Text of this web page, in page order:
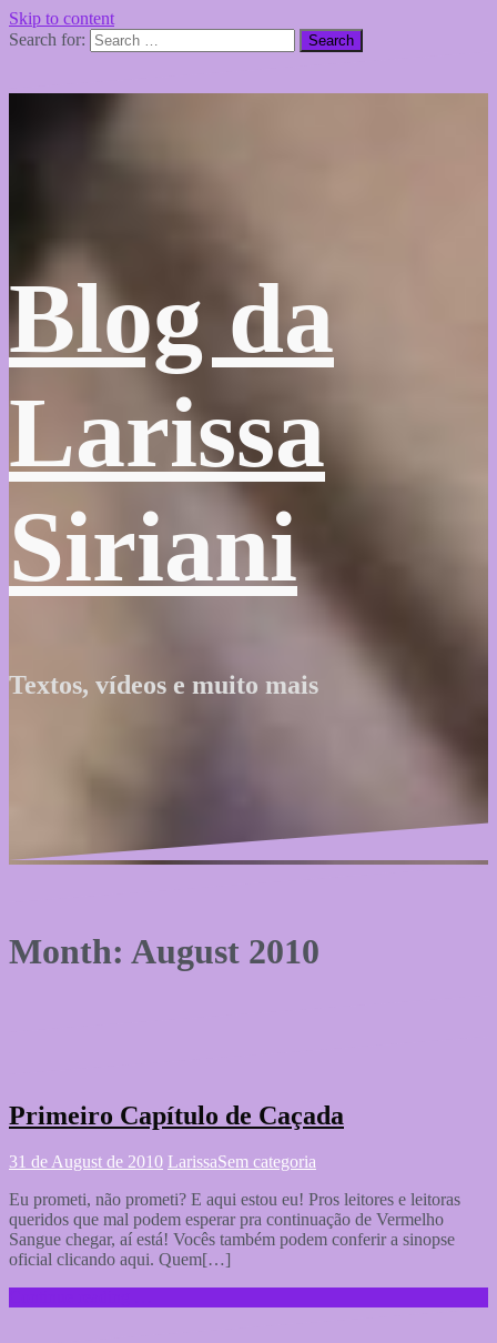
Skip to content
Search for:
Blog da
Larissa
Siriani
Textos, vídeos e muito mais
Month: August 2010
Primeiro Capítulo de Caçada
31 de August de 2010 LarissaSem categoria
Eu prometi, não prometi? E aqui estou eu! Pros leitores e leitoras
queridos que mal podem esperar pra continuação de Vermelho
Sangue chegar, aí está! Vocês também podem conferir a sinopse
oficial clicando aqui. Quem[…]